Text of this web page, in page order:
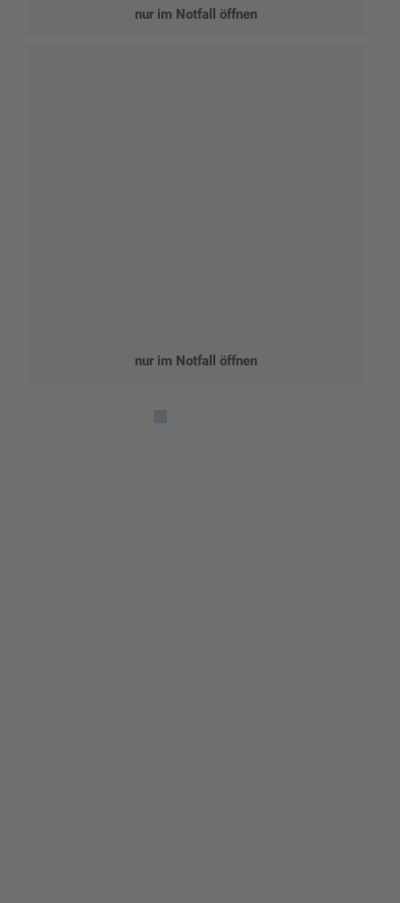
nur im Notfall öffnen
nur im Notfall öffnen